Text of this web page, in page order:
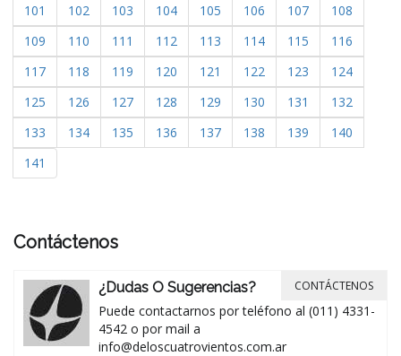
101
102 103 104 105 106 107
108
109
110 111 112 113 114 115
116
117
118 119 120 121 122 123
124
125
126 127 128 129 130 131
132
133
134 135 136 137 138 139
140
141
Contáctenos
¿Dudas O Sugerencias?
Puede contactarnos por teléfono al (011) 4331-
4542 o por mail a
info@deloscuatrovientos.com.ar
CONTÁCTENOS